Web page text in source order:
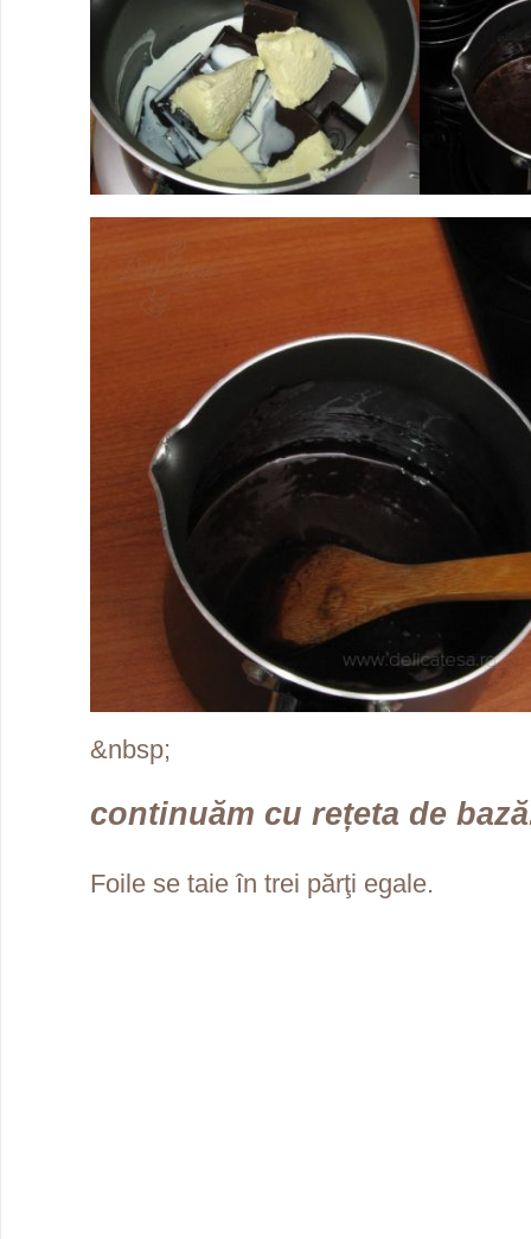
&nbsp;
continuăm cu rețeta de
Foile se taie în trei părţi egale.